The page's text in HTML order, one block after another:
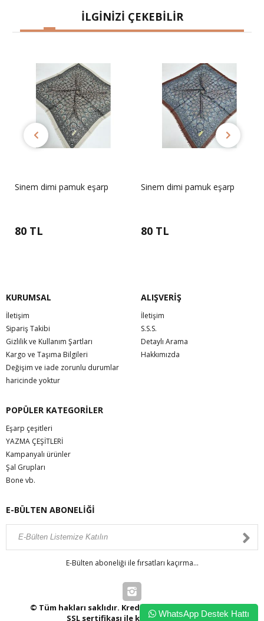
İLGİNİZİ ÇEKEBİLİR
Sinem dimi pamuk eşarp
80 TL
Sinem dimi pamuk eşarp
80 TL
KURUMSAL
İletişim
Sipariş Takibi
Gizlilik ve Kullanım Şartları
Kargo ve Taşıma Bilgileri
Değişim ve iade zorunlu durumlar
haricinde yoktur
ALIŞVERİŞ
İletişim
S.S.S.
Detaylı Arama
Hakkımızda
POPÜLER KATEGORİLER
Eşarp çeşitleri
YAZMA ÇEŞİTLERİ
Kampanyalı ürünler
Şal Grupları
Bone vb.
E-BÜLTEN ABONELİĞİ
E-Bülten aboneliği ile fırsatları kaçırma...
© Tüm hakları saklıdır. Kredi kartı bilgileriniz 256bit
SSL sertifikası ile korunmaktadır.WhatsApp Destek Hattı